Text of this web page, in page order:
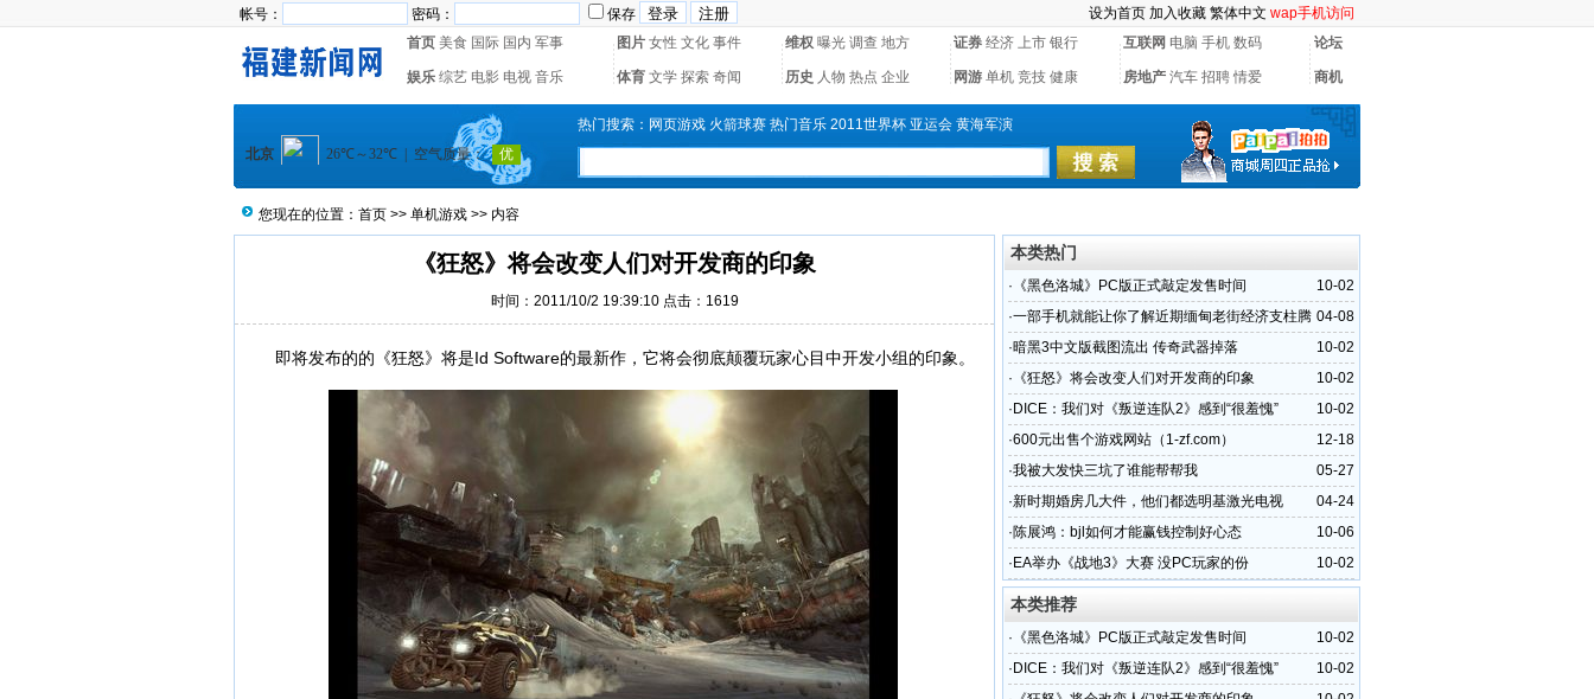
帐号： 密码： 保存 设为首页 加入收藏 繁体中文 wap手机访问
首页 美食 国际 国内 军事 图片 女性 文化 事件 维权 曝光 调查 地方 证券 经济 上市 银行 互联网 电脑 手机 数码 论坛
娱乐 综艺 电影 电视 音乐 体育 文学 探索 奇闻 历史 人物 热点 企业 网游 单机 竞技 健康 房地产 汽车 招聘 情爱 商机
热门搜索： 网页游戏 火箭球赛 热门音乐 2011世界杯 亚运会 黄海军演
您现在的位置： 首页 >> 单机游戏 >> 内容
《狂怒》将会改变人们对开发商的印象
时间：2011/10/2 19:39:10 点击：1619
即将发布的的《狂怒》将是Id Software的最新作，它将会彻底颠覆玩家心目中开发小组的印象。
本类热门
10-02
· 《黑色洛城》PC版正式敲定发售时间
04-08
·一部手机就能让你了解近期缅甸老街经济支柱腾
龙在线平台
10-02
·暗黑3中文版截图流出 传奇武器掉落
10-02
· 《狂怒》将会改变人们对开发商的印象
10-02
· DICE：我们对《叛逆连队2》感到“很羞愧”
12-18
·600元出售个游戏网站（1-zf.com）
05-27
·我被大发快三坑了谁能帮帮我
04-24
·新时期婚房几大件，他们都选明基激光电视
10-06
·陈展鸿：bjl如何才能赢钱控制好心态
10-02
· EA举办《战地3》大赛 没PC玩家的份
本类推荐
10-02
· 《黑色洛城》PC版正式敲定发售时间
10-02
· DICE：我们对《叛逆连队2》感到“很羞愧”